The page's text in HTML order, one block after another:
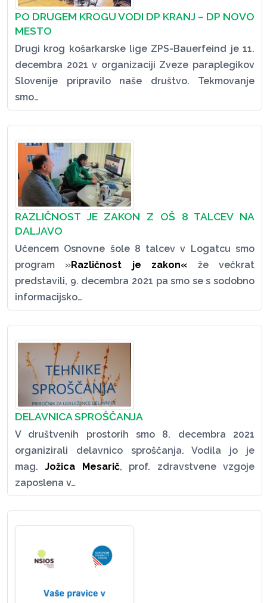
PO DRUGEM KROGU VODI DP KRANJ – DP NOVO
MESTO
Drugi krog košarkarske lige ZPS-Bauerfeind je 11.
decembra 2021 v organizaciji Zveze paraplegikov
Slovenije pripravilo naše društvo. Tekmovanje
smo…
RAZLIČNOST JE ZAKON Z OŠ 8 TALCEV NA
DALJAVO
Učencem Osnovne šole 8 talcev v Logatcu smo
program »Različnost je zakon« že večkrat
predstavili, 9. decembra 2021 pa smo se s sodobno
informacijsko…
DELAVNICA SPROŠČANJA
V društvenih prostorih smo 8. decembra 2021
organizirali delavnico sproščanja. Vodila jo je
mag.Jožica Mesarič, prof. zdravstvene vzgoje
zaposlena v…